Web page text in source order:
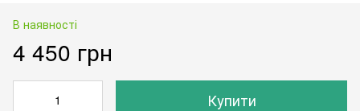
В наявності
4 450 грн
Купити